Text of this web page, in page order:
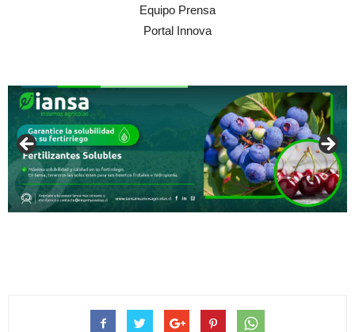
Equipo Prensa
Portal Innova